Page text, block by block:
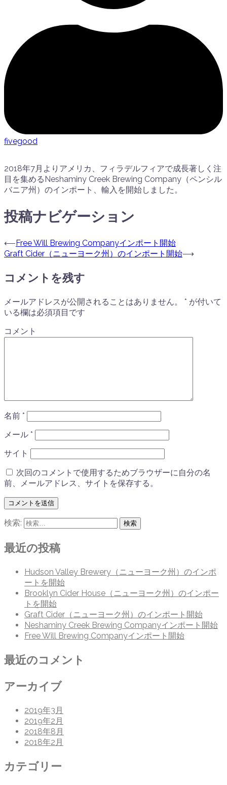
fivegood
2018年7月よりアメリカ、フィラデルフィアで成長著しく注
目を集めるNeshaminy Creek Brewing Company（ペンシル
バニア州）のインポート、輸入を開始しました。
投稿ナビゲーション
⟵ Free Will Brewing Companyインポート開始
Graft Cider（ニューヨーク州）のインポート開始⟶
コメントを残す
メールアドレスが公開されることはありません。 * が付いて
いる欄は必須項目です
コメント
名前 *
メール *
サイト
次回のコメントで使用するためブラウザーに自分の名
前、メールアドレス、サイトを保存する。
検索:
最近の投稿
Hudson Valley Brewery（ニューヨーク州）のインポ
ートを開始
Brooklyn Cider House（ニューヨーク州）のインポー
トを開始
Graft Cider（ニューヨーク州）のインポート開始
Neshaminy Creek Brewing Companyインポート開始
Free Will Brewing Companyインポート開始
最近のコメント
アーカイブ
2019年3月
2019年2月
2018年8月
2018年2月
カテゴリー